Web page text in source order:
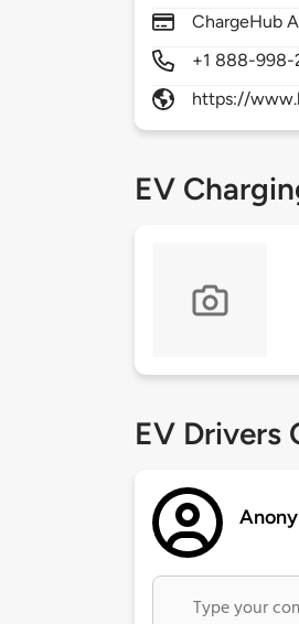
ChargeHub
+1 888-998-
https://
EV
EV Drivers